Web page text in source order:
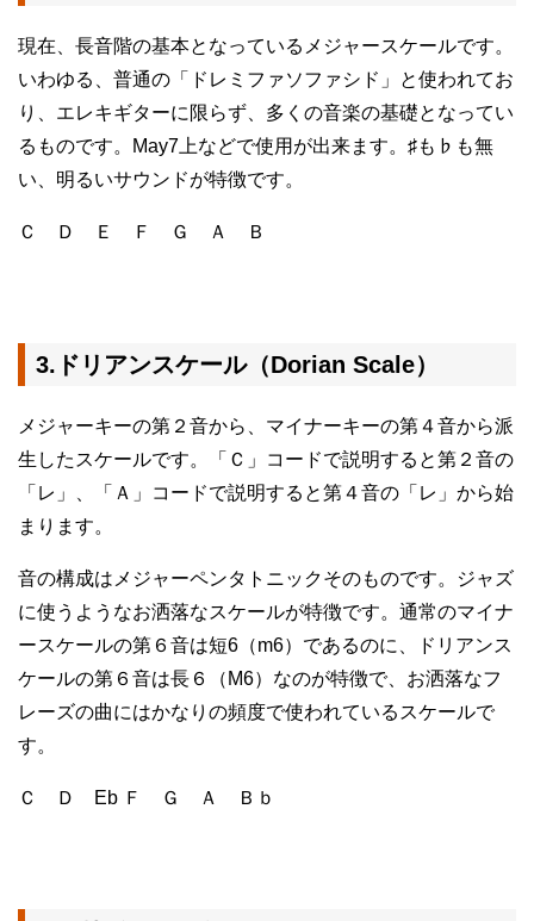
現在、長音階の基本となっているメジャースケールです。
いわゆる、普通の「ドレミファソファシド」と使われてお
り、エレキギターに限らず、多くの音楽の基礎となってい
るものです。May7上などで使用が出来ます。♯も♭も無
い、明るいサウンドが特徴です。
Ｃ Ｄ Ｅ Ｆ Ｇ Ａ Ｂ
3.ドリアンスケール（Dorian Scale）
メジャーキーの第２音から、マイナーキーの第４音から派
生したスケールです。「Ｃ」コードで説明すると第２音の
「レ」、「Ａ」コードで説明すると第４音の「レ」から始
まります。
音の構成はメジャーペンタトニックそのものです。ジャズ
に使うようなお洒落なスケールが特徴です。通常のマイナ
ースケールの第６音は短6（m6）であるのに、ドリアンス
ケールの第６音は長６（M6）なのが特徴で、お洒落なフ
レーズの曲にはかなりの頻度で使われているスケールで
す。
Ｃ Ｄ Eb Ｆ Ｇ Ａ Ｂｂ